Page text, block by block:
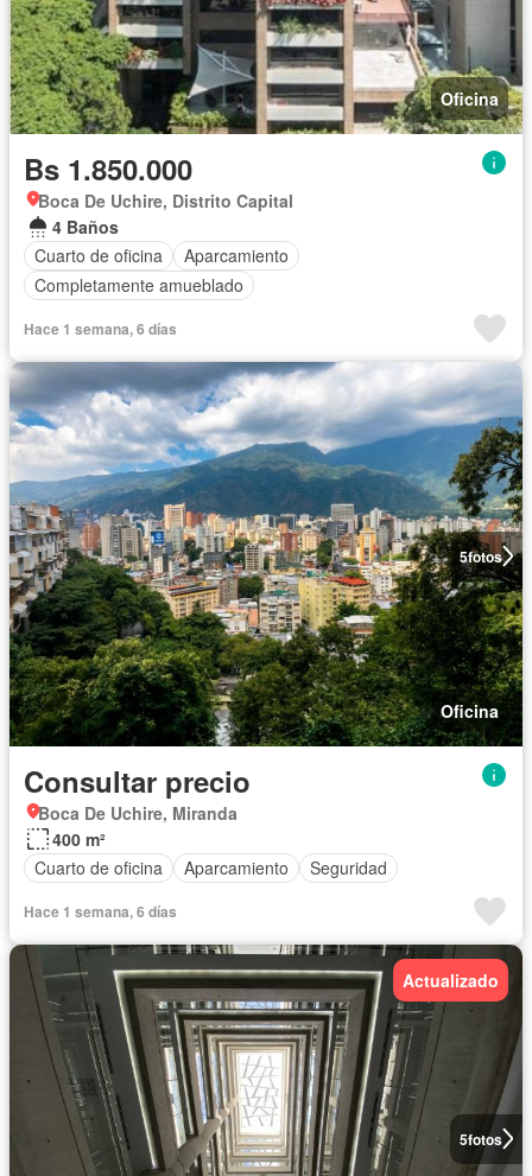
Oficina
Bs 1.850.000
Boca De Uchire, Distrito Capital
4 Baños
Cuarto de oficina
Aparcamiento
Completamente amueblado
Hace 1 semana, 6 días
5fotos
Oficina
Consultar precio
Boca De Uchire, Miranda
400 m²
Cuarto de oficina
Aparcamiento Seguridad
Hace 1 semana, 6 días
5fotos
Actualizado